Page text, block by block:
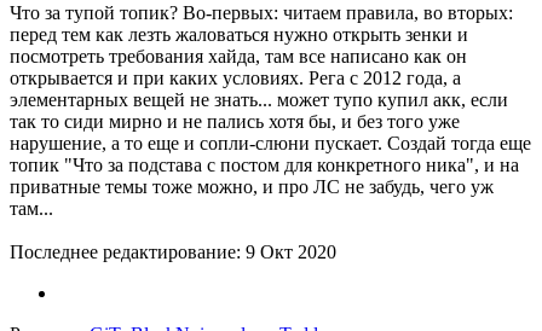
Что за тупой топик? Во-первых: читаем правила, во вторых:
перед тем как лезть жаловаться нужно открыть зенки и
посмотреть требования хайда, там все написано как он
открывается и при каких условиях. Рега с 2012 года, а
элементарных вещей не знать... может тупо купил акк, если
так то сиди мирно и не пались хотя бы, и без того уже
нарушение, а то еще и сопли-слюни пускает. Создай тогда еще
топик "Что за подстава с постом для конкретного ника", и на
приватные темы тоже можно, и про ЛС не забудь, чего уж
там...
Последнее редактирование: 9 Окт 2020